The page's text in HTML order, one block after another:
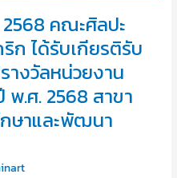
คณะศิลปะ
ก ได้รับเกียรติรับ
างวัลหน่วยงาน
พ.ศ. 2568 สาขา
ษาและพัฒนา